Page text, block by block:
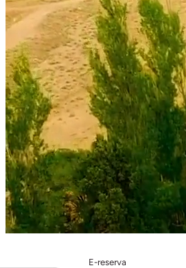
E-reserva